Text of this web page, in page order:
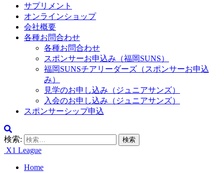
サプリメント
オンラインショップ
会社概要
各種お問合わせ
各種お問合わせ
スポンサーお申込み（福岡SUNS）
福岡SUNSチアリーダーズ（スポンサーお申込
み）
見学のお申し込み（ジュニアサンズ）
入会のお申し込み（ジュニアサンズ）
スポンサーシップ申込
検索:
X1 League
Home